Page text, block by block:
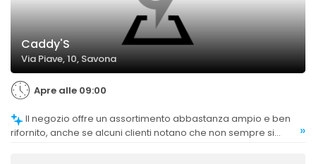
Caddy'S
Via Piave, 10, Savona
Apre alle 09:00
rifornito, anche se alcuni clienti notano che non sempre si
»